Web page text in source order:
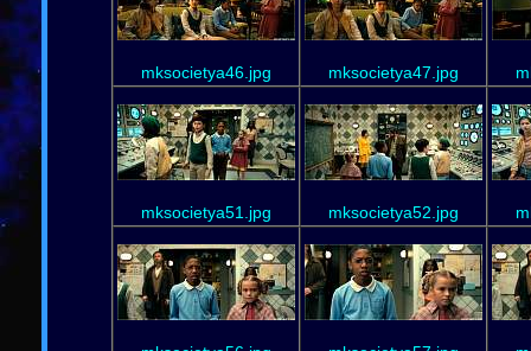
mksocietya46.jpg mksocietya47.jpg
mksocietya51.jpg mksocietya52.jpg